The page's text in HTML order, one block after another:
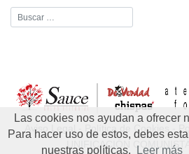
Aviso Legal Política de Cookies
UNIFICACIÓN COMUNISTA
Las cookies nos ayudan a ofrecer
Para hacer uso de estos, debes
nuestras políticas.
Leer más